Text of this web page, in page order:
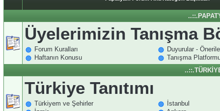
Üyelerimizin Tanışma
Forum Kuralları
Duyurular -
Haftanın Konusu
Tanışma
Türkiye Tanıtımı
Türkiyem ve Şehirler
İstanbul